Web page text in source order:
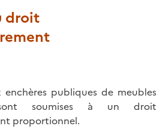
droit
enchères publiques de meubles
soumises à un droit
proportionnel.